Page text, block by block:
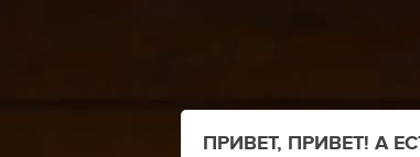
ПРИВЕТ, ПРИВЕТ! А